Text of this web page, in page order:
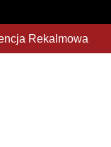
Rekalmowa